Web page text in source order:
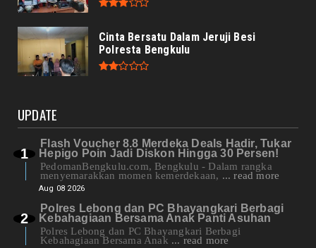
Cinta Bersatu Dalam Jeruji Besi
Polresta Bengkulu
UPDATE
Flash Voucher 8.8 Merdeka Deals Hadir, Tukar
Hepigo Poin Jadi Diskon Hingga 30 Persen!
PedomanBengkulu.com, Bengkulu - Dalam rangka
menyemarakkan momen kemerdekaan, ... read more
Aug 08 2026
Polres Lebong dan PC Bhayangkari Berbagi
Kebahagiaan Bersama Anak Panti Asuhan
Polres Lebong dan PC Bhayangkari Berbagi
Kebahagiaan Bersama Anak ... read more